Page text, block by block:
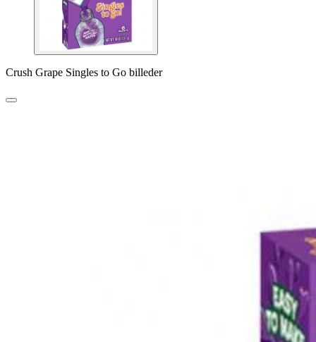
Crush Grape Singles to Go billeder